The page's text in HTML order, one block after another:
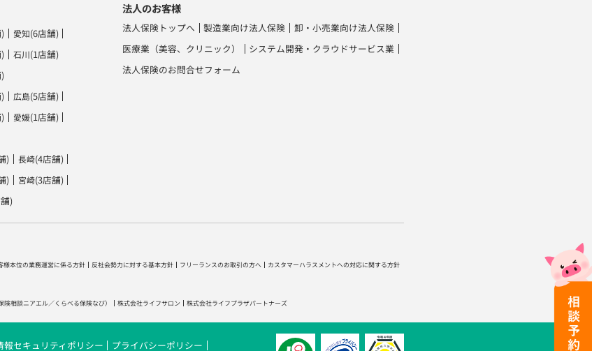
愛知(6店舗)
石川(1店舗)
広島(5店舗)
愛媛(1店舗)
) 長崎(4店舗)
) 宮崎(3店舗)
)
法人のお客様
法人保険トップへ 製造業向け法人保険
卸・小売業向け法人保険
医療業（美容、クリニック）
システム開発・クラウドサービス業
法人保険のお問合せフォーム
様本位の業務運営に係る方針 反社会勢力に対する基本方針 フリーランスのお取引の方へ カスタマーハラスメントへの対応に関する方針
険相談ニアエル／くらべる保険なび） 株式会社ライフサロン 株式会社ライフプラザパートナーズ
報セキュリティポリシー プライバシーポリシー